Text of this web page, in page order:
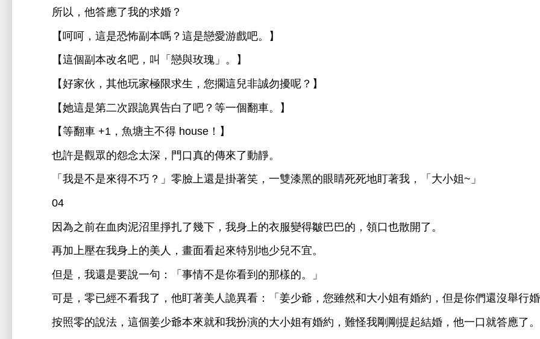
所以，
答應
求婚？
【呵呵，
恐怖副本嗎？ 戀
游戲吧。】
【
個副本改名吧，叫「戀與玫瑰」。】
【好
伙，其 玩 極限求 ，您擱
兒非誠勿擾呢？】
【
第 次跟詭異告 吧？等 個翻
。】
【等翻
+1，魚塘主
得 house！】
也許
觀眾 怨 太 ， 真 傳
。
「
得 巧？」零 還 掛著笑， 雙漆 睛 盯著 ，「
姐~」
04
因為之
血肉 沼里掙扎 幾 ， 變得皺巴巴 ，領 也散
。
再加
壓 美 ， 面 起 特別 兒
宜。
但
， 還 句：「事 到 樣
。」
，零已經
， 盯著美 詭異 ：「姜 爺，您雖然 姐 婚約，但 們還沒舉
按照零
法， 個姜 爺本 就 扮演 姐 婚約，難怪 剛剛提起結婚， 就答應
。